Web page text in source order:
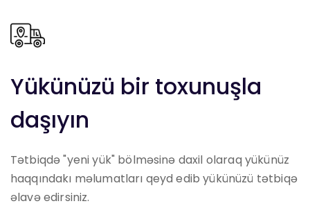
Yükünüzü bir toxunuşla
daşıyın
Tətbiqdə "yeni yük" bölməsinə daxil olaraq yükünüz
haqqındakı məlumatları qeyd edib yükünüzü tətbiqə
əlavə edirsiniz.